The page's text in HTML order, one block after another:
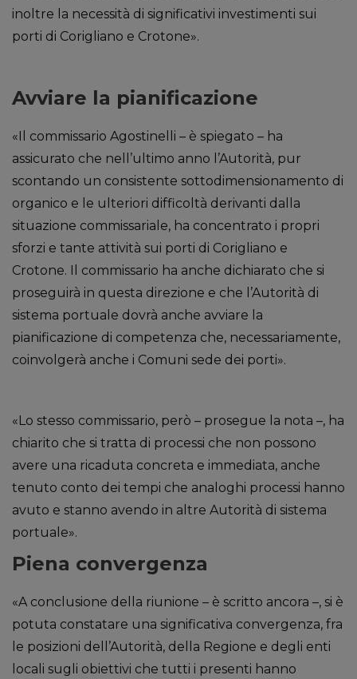
inoltre la necessità di significativi investimenti sui
porti di Corigliano e Crotone».
Avviare la pianificazione
«Il commissario Agostinelli – è spiegato – ha
assicurato che nell’ultimo anno l’Autorità, pur
scontando un consistente sottodimensionamento di
organico e le ulteriori difficoltà derivanti dalla
situazione commissariale, ha concentrato i propri
sforzi e tante attività sui porti di Corigliano e
Crotone. Il commissario ha anche dichiarato che si
proseguirà in questa direzione e che l’Autorità di
sistema portuale dovrà anche avviare la
pianificazione di competenza che, necessariamente,
coinvolgerà anche i Comuni sede dei porti».
«Lo stesso commissario, però – prosegue la nota –, ha
chiarito che si tratta di processi che non possono
avere una ricaduta concreta e immediata, anche
tenuto conto dei tempi che analoghi processi hanno
avuto e stanno avendo in altre Autorità di sistema
portuale».
Piena convergenza
«A conclusione della riunione – è scritto ancora –, si è
potuta constatare una significativa convergenza, fra
le posizioni dell’Autorità, della Regione e degli enti
locali sugli obiettivi che tutti i presenti hanno